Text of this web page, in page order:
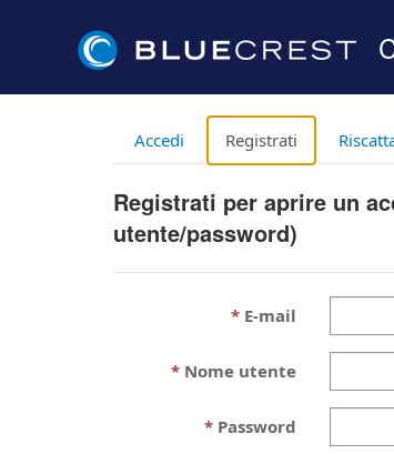
Accedi Registrati
Registrati per aprire un
utente/password)
E-mail
Nome utente
Password